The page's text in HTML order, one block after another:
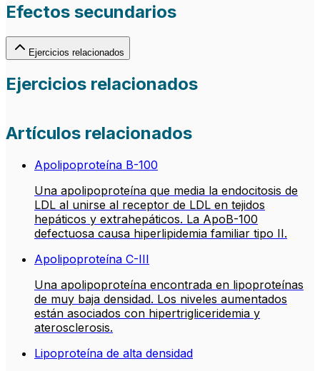
Efectos secundarios
Ejercicios relacionados
Ejercicios relacionados
Artículos relacionados
Apolipoproteína B-100
Una apolipoproteína que media la endocitosis de
LDL al unirse al receptor de LDL en tejidos
hepáticos y extrahepáticos. La ApoB-100
defectuosa causa hiperlipidemia familiar tipo II.
Apolipoproteína C-III
Una apolipoproteína encontrada en lipoproteínas
de muy baja densidad. Los niveles aumentados
están asociados con hipertrigliceridemia y
aterosclerosis.
Lipoproteína de alta densidad